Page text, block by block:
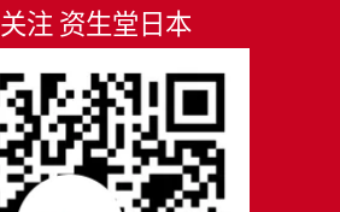
关注 资生堂日本